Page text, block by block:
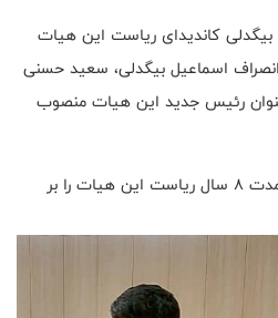
کاندیدای ریاست این هیات
اسماعیل بیگدلی، سعید حسنی
رئیس جدید این هیات منصوب
پیش از این یدالله واعضی به مدت ۸ سال ریاست این هیات را بر